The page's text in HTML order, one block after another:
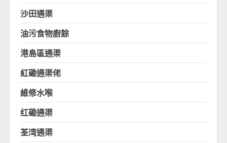
沙田通渠
油污食物廚餘
港島區通渠
紅磡通渠佬
維修水喉
红磡通渠
荃湾通渠